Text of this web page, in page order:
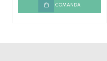
COMANDA